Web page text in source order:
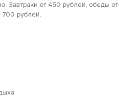
Завтраки от 450 рублей, обеды от
рублей.